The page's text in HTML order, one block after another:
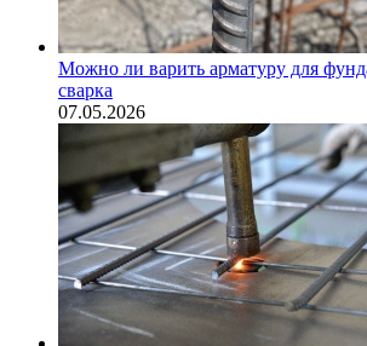
Можно ли варить арматуру для
сварка
07.05.2026